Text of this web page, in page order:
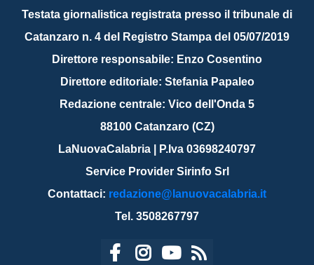
Testata giornalistica registrata presso il tribunale di
Catanzaro n. 4 del Registro Stampa del 05/07/2019
Direttore responsabile: Enzo Cosentino
Direttore editoriale: Stefania Papaleo
Redazione centrale: Vico dell'Onda 5
88100 Catanzaro (CZ)
LaNuovaCalabria | P.Iva 03698240797
Service Provider Sirinfo Srl
Contattaci: redazione@lanuovacalabria.it
Tel. 3508267797